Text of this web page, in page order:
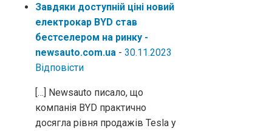
Завдяки доступній ціні новий
електрокар BYD став
бестселером на ринку -
newsauto.com.ua - 30.11.2023
Відповіcти
[…] Newsauto писало, що
компанія BYD практично
досягла рівня продажів Tesla у